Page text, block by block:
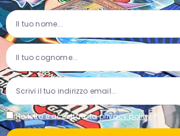
Ho letto e accettato laprivacy policy *